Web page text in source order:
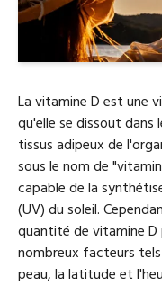
La vitamine D est une
qu'elle se dissout dans
tissus adipeux de
sous le nom de
capable de la
(UV) du soleil.
quantité de vitamine
nombreux facteurs
peau, la latitude et